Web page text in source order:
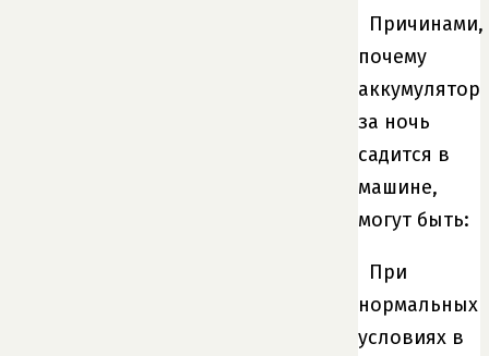
Причинами,
почему
аккумулятор
за ночь
садится в
машине,
могут быть:
При
нормальных
условиях в